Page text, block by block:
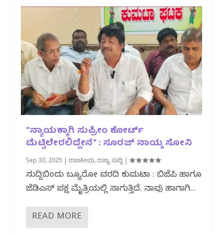
“ನ್ಯಾಯಕ್ಕಾಗಿ ಸುಪ್ರೀಂ ಕೋರ್ಟ್
ಮೆಟ್ಟಿಲೇರಲಿದ್ದೇನೆ” : ಸೂರಜ್ ನಾಯ್ಕ ಸೋನಿ
Sep 30, 2025 |ರಾಜಕೀಯ,ರಾಜ್ಯ ಸುದ್ದಿ |
ಸುದ್ದಿಬಿಂದು ಬ್ಯೂರೋ ವರದಿ ಕುಮಟಾ : ಬಿಜೆಪಿ ಹಾಗೂ
ಜೆಡಿಎಸ್ ಪಕ್ಷ ಮೈತ್ರಿಯಲ್ಲಿ ಸಾಗುತ್ತಿದೆ. ನಾವು ಹಾಗಾಗಿ...
READ MORE